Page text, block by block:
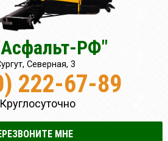
РФ"
Северная, 3
222-67-89
Круглосуточно
МНЕ